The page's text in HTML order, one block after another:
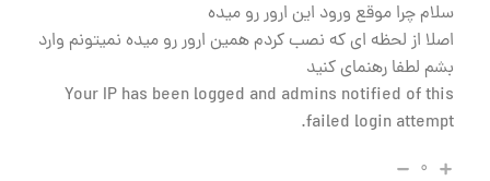
سلام چرا موقع ورود این ارور رو میده
اصلا از لحظه ای که نصب کردم همین ارور رو میده نمیتونم وارد
بشم لطفا رهنمای کنید
Your IP has been logged and admins notified of this
failed login attempt.
۰